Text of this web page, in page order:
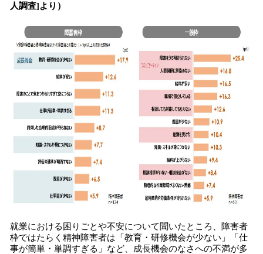
人調査]より）
就業における困りごとや不安について聞いたところ、障害者
枠ではたらく精神障害者は「教育・研修機会が少ない」「仕
事が簡単・単調すぎる」など、成長機会のなさへの不満が多